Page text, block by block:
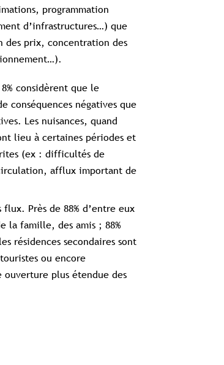
programmation
d’infrastructures…) que
des prix, concentration des
considèrent que le
conséquences négatives que
Les nuisances, quand
lieu à certaines périodes et
(ex : difficultés de
afflux important de
Près de 88% d’entre eux
la famille, des amis ; 88%
résidences secondaires sont
ou encore
plus étendue des
abonné(e)s premium